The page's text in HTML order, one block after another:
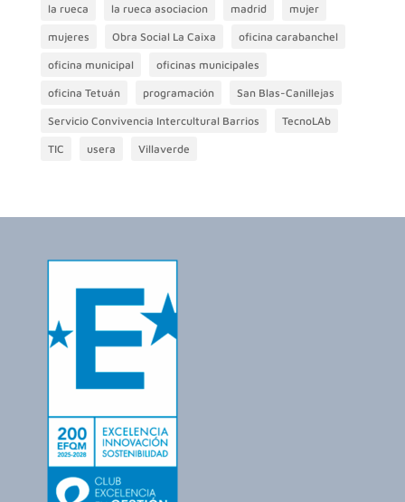
la rueca la rueca asociacion madrid mujer
mujeres Obra Social La Caixa oficina carabanchel
oficina municipal oficinas municipales
oficina Tetuán programación San Blas-Canillejas
Servicio Convivencia Intercultural Barrios TecnoLAb
TIC usera Villaverde